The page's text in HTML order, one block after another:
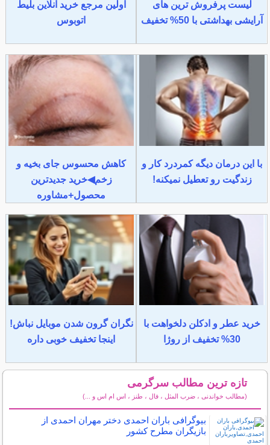
لیست پرفروش ترین های
آرایشی بهداشتی با 50% تخفیف
اولین مرجع خرید آنلاین بلیط
اتوبوس
با این درمان دیگه کمردرد کار و
زندگیت رو تعطیل نمیکنه!
کاهش محسوس جای بخیه و
زخم◀خرید جدیدترین
محصول+مشاوره
خرید عطر و ادکلن دلخواهت با
30% تخفیف از روژا
نگران گرون شدن موبایل نباش!
اینجا تخفیف خوبی داره
تازه ترین مطالب سرگرمی
(مطالب خواندنی ، ضرب المثل ، فال ، طنز ، اس ام اس و ...)
بیوگرافی باران احمدی دختر مهران احمدی از
بازیگران مطرح کشور